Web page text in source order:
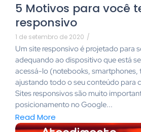
5 Motivos para você
responsivo
1 de setembro de 2020 /
Um site responsivo é projetado para
adequando ao dispositivo que está
acessá-lo (notebooks, smartphones,
ajustando todo o seu conteúdo para
Sites responsivos são muito
posicionamento no Google...
Read More